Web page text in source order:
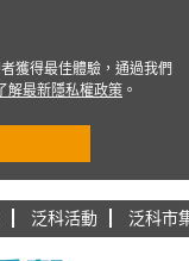
泛科活動 泛科市
獲得最佳體驗，通過我們
了解最新隱私權政策 。